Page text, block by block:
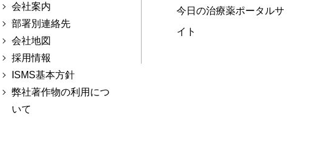
会社案内
部署別連絡先
会社地図
採用情報
ISMS基本方針
弊社著作物の利用につ
いて
今日の治療薬ポータルサ
イト